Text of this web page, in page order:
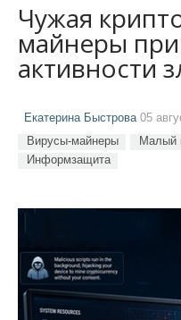
Чужая
майнеры
активности
Екатерина Быстрова05
Вирусы-майнеры Малый
Информзащита